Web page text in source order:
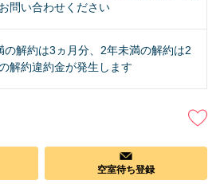
問い合わせください
の解約は3ヵ月分、2年未満の解約は2
解約違約金が発生します
空室待ち登録